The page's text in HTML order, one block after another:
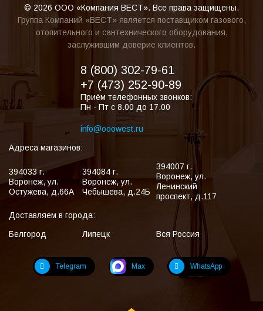
© 2026 ООО «Компания ВЕСТ». Все права защищены.
Группа Компаний «ВЕСТ» является поставщиком газового,
отопительного и сантехнического оборудования,
заслужившим доверие клиентов.
8 (800) 302-79-61
+7 (473) 252-90-89
Приём телефонных звонков:
Пн - Пт с 8.00 до 17.00
info@ooowest.ru
Адреса магазинов:
394033 г.
Воронеж,ул.
Остужева, д.66А
394084 г.
Воронеж,ул.
Чебышева, д.24Б
394007 г.
Воронеж,ул.
Ленинский
проспект, д.117
Доставляем в города:
Белгород
Липецк Вся Россия
Telegram Max WhatsApp